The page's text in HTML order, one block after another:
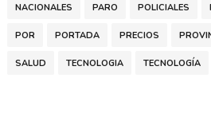
NACIONALES PARO POLICIALES
POR PORTADA PRECIOS
SALUD TECNOLOGIA TECNOLOGÍA